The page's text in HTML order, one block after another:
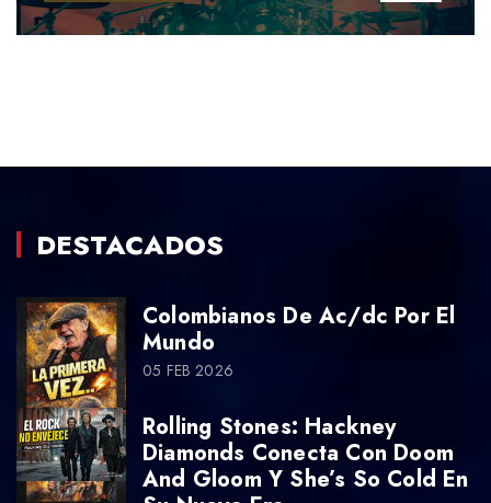
DESTACADOS
Colombianos De Ac/dc Por El
Mundo
05 FEB 2026
Rolling Stones: Hackney
Diamonds Conecta Con Doom
And Gloom Y She’s So Cold En